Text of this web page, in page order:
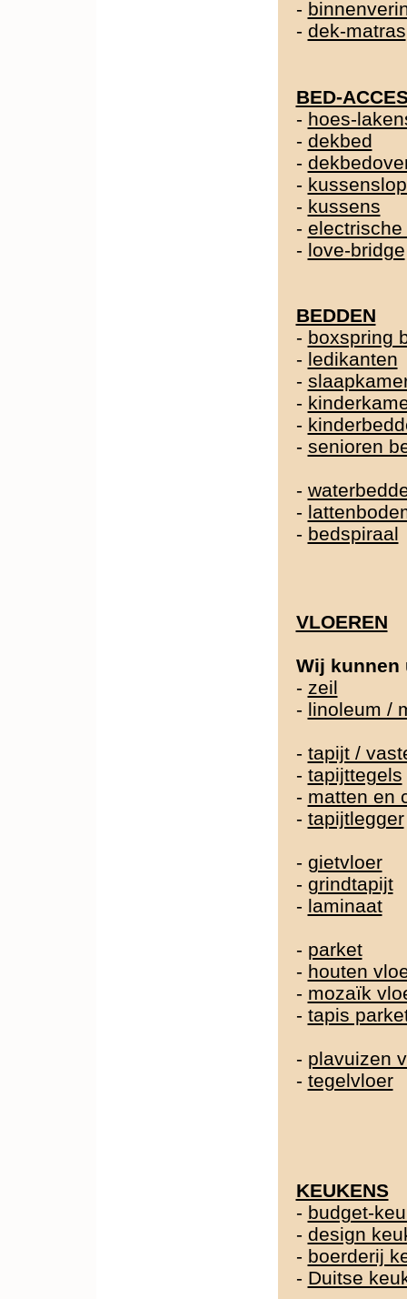
-
- dek-matras
BED-
- hoes-
- dekbed
-
-
- kussens
-
- love-bridge
BEDDEN
- boxspring
- ledikanten
-
-
-
- senioren
-
-
- bedspiraal
VLOEREN
Wij kunnen
- zeil
- linoleum /
- tapijt /
- tapijttegels
- matten en
- tapijtlegger
- gietvloer
- grindtapijt
- laminaat
- parket
- houten
- mozaïk
- tapis
- plavuizen
- tegelvloer
KEUKENS
- budget-
- design
- boerderij
- Duitse